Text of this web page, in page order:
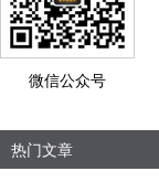
微信公众号
热门文章